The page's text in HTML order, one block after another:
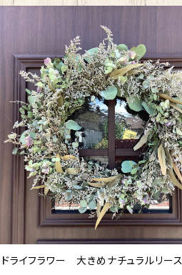
ドライフラワー 大きめナチュラルリース